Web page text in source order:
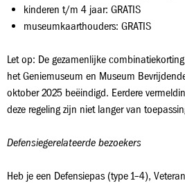
kinderen t/m 4 jaar: GRATIS
museumkaarthouders: GRATIS
Let op: De gezamenlijke
het Geniemuseum en Museum
oktober 2025 beëindigd. Eerdere
deze regeling zijn niet langer van
Defensiegerelateerde bezoekers
Heb je een Defensiepas (type 1–4),